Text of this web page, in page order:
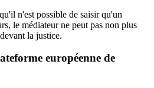
n'est possible de saisir qu'un
le médiateur ne peut pas non plus
la justice.
européenne de